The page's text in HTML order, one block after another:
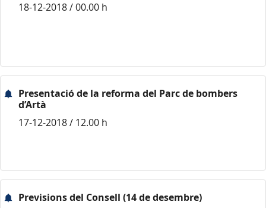
18-12-2018 / 00.00 h
Presentació de la reforma del Parc de bombers
d’Artà
17-12-2018 / 12.00 h
Previsions del Consell (14 de desembre)